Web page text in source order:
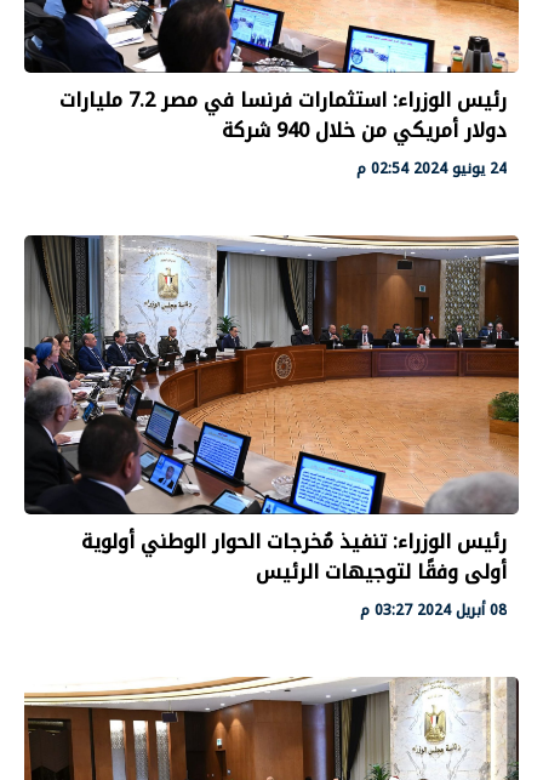
رئيس الوزراء: استثمارات فرنسا في مصر 7.2 مليارات
دولار أمريكي من خلال 940 شركة
24 يونيو 2024 02:54 م
رئيس الوزراء: تنفيذ مُخرجات الحوار الوطني أولوية
أولى وفقًا لتوجيهات الرئيس
08 أبريل 2024 03:27 م